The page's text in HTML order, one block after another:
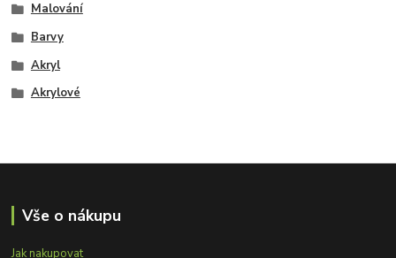
Malování
Barvy
Akryl
Akrylové
Vše o nákupu
Jak nakupovat